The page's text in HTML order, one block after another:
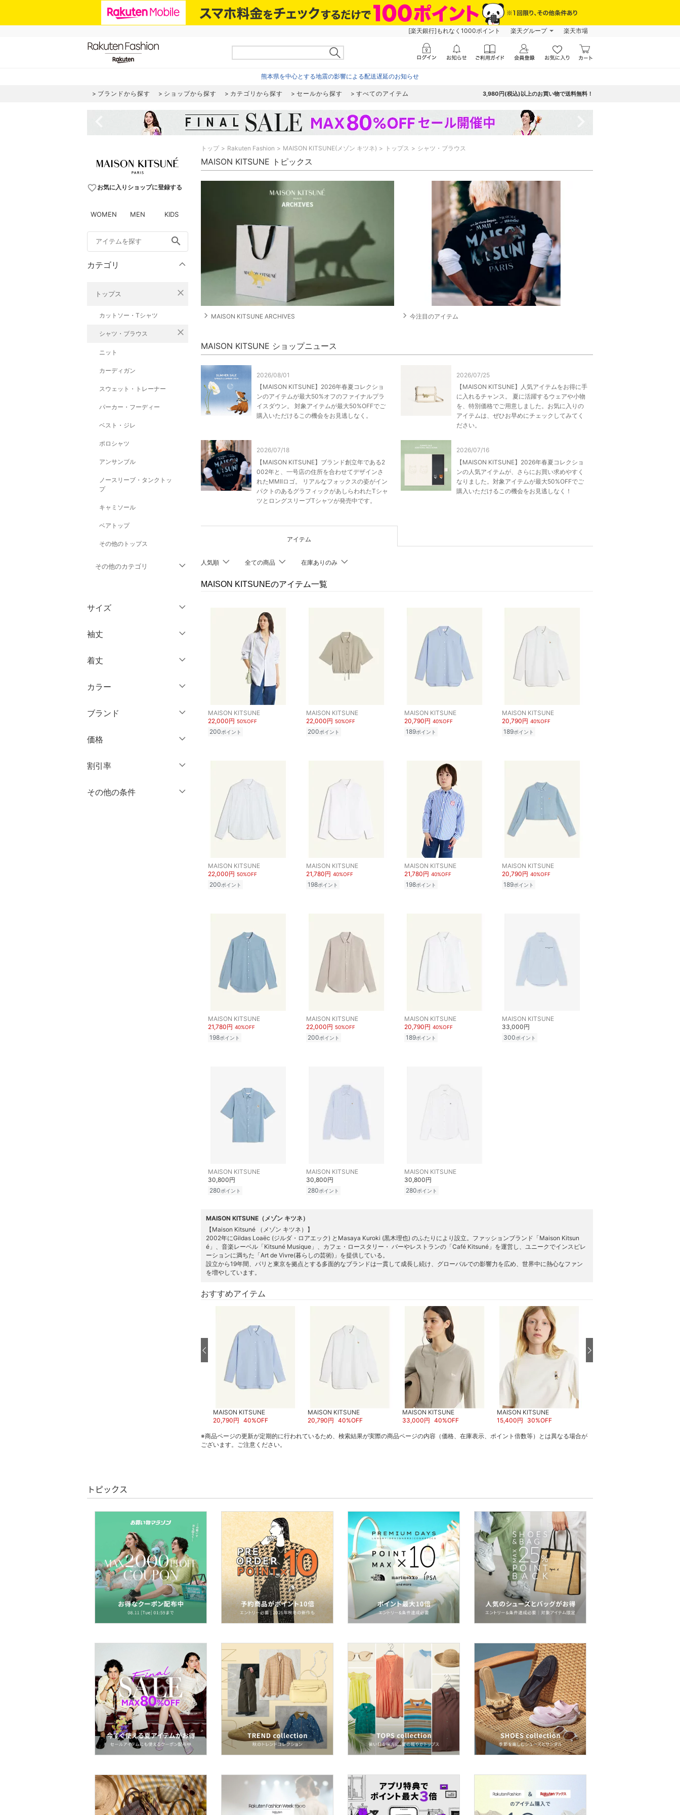
[楽天銀行]もれなく1000ポイント 楽天グループ 楽天市場
熊本県を中心とする地震の影響による配送遅延のお知らせ
ブランドから探す ショップから探す カテゴリから探す セールから探す すべてのアイテム 3,980円(税込)以上のお買い物で送料無料！
favorite_borderお気に入りショップに登録する
WOMEN MEN KIDS
search
カテゴリ
トップス close
カットソー・Tシャツ
シャツ・ブラウス close
ニット
カーディガン
スウェット・トレーナー
パーカー・フーディー
ベスト・ジレ
ポロシャツ
アンサンブル
ノースリーブ・タンクトッ
プ
キャミソール
ベアトップ
その他のトップス
その他のカテゴリ
パンツ
ワンピース・ドレス
スカート
オールインワン・オーバ
バッグ
シューズ・靴
インナー・ルームウェア
靴下・レッグウェア
サイズ
ウェア（S/M/L）
M
XL
袖丈
ノースリーブ
半袖
長袖
着丈
ショート丈
ミドル丈
カラー
クリア
ブランド
価格
絞り込み
割引率
％OFF～ ％OFF
その他の条件
トップ Rakuten Fashion MAISON KITSUNE(メゾン キツネ) トップス シャツ・ブラウス
MAISON KITSUNE トピックス
navigate_next MAISON KITSUNE ARCHIVES navigate_next 今注目のアイテム
MAISON KITSUNE ショップニュース
2026/08/01
【MAISON KITSUNE】2026年春夏コレクショ
ンのアイテムが最大50%オフのファイナルプラ
イスダウン。 対象アイテムが最大50%OFFでご
購入いただけるこの機会をお見逃しなく。
2026/07/25
【MAISON KITSUNE】人気アイテムをお得に手
に入れるチャンス。 夏に活躍するウェアや小物
を、特別価格でご用意しました。お気に入りの
アイテムは、ぜひお早めにチェックしてみてく
ださい。
2026/07/18
【MAISON KITSUNE】ブランド創立年である2
002年と、一号店の住所を合わせてデザインさ
れたMMIIロゴ。 リアルなフォックスの姿がイン
パクトのあるグラフィックがあしらわれたTシャ
ツとロングスリーブTシャツが発売中です。
2026/07/16
【MAISON KITSUNE】2026年春夏コレクショ
ンの人気アイテムが、さらにお買い求めやすく
なりました。対象アイテムが最大50%OFFでご
購入いただけるこの機会をお見逃しなく！
アイテム
人気順 全ての商品 在庫ありのみ
MAISON KITSUNEのアイテム一覧
MAISON KITSUNE
22,000円 50%OFF
200ポイント
MAISON KITSUNE
22,000円 50%OFF
200ポイント
MAISON KITSUNE
20,790円 40%OFF
189ポイント
MAISON KITSUNE
20,790円 40%OFF
189ポイント
MAISON KITSUNE
22,000円 50%OFF
200ポイント
MAISON KITSUNE
21,780円 40%OFF
198ポイント
MAISON KITSUNE
21,780円 40%OFF
198ポイント
MAISON KITSUNE
20,790円 40%OFF
189ポイント
MAISON KITSUNE
21,780円 40%OFF
198ポイント
MAISON KITSUNE
22,000円 50%OFF
200ポイント
MAISON KITSUNE
20,790円 40%OFF
189ポイント
MAISON KITSUNE
33,000円
300ポイント
MAISON KITSUNE
30,800円
280ポイント
MAISON KITSUNE
30,800円
280ポイント
MAISON KITSUNE
30,800円
280ポイント
MAISON KITSUNE（メゾン キツネ）
【Maison Kitsuné （メゾン キツネ）】
2002年にGildas Loaëc (ジルダ・ロアエック) とMasaya Kuroki (黒木理也) のふたりにより設立。ファッションブランド「Maison Kitsun
é」、⾳楽レーベル「Kitsuné Musique」、カフェ・ロースタリー・ バーやレストランの「Café Kitsuné」を運営し、ユニークでインスピレ
ーションに満ちた「Art de Vivre(暮らしの芸術)」を提供している。
設立から19年間、パリと東京を拠点とする多面的なブランドは一貫して成長し続け、グローバルでの影響⼒を広め、世界中に熱心なファン
を増やしています。
おすすめアイテム
MAISON KITSUNE
20,790円 40%OFF
MAISON KITSUNE
20,790円 40%OFF
MAISON KITSUNE
33,000円 40%OFF
MAISON KITSUNE
15,400円 30%OFF
※商品ページの更新が定期的に行われているため、検索結果が実際の商品ページの内容（価格、在庫表示、ポイント倍数等）とは異なる場合が
ございます。ご注意ください。
トピックス